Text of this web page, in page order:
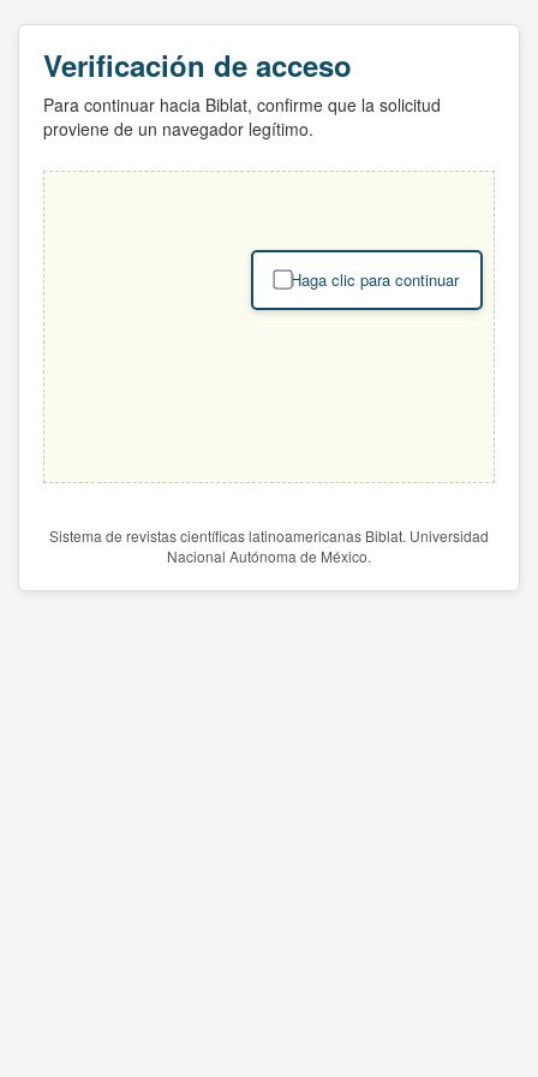
Verificación de acceso
Para continuar hacia Biblat, confirme que la solicitud
proviene de un navegador legítimo.
Haga clic para continuar
Sistema de revistas científicas latinoamericanas Biblat. Universidad
Nacional Autónoma de México.